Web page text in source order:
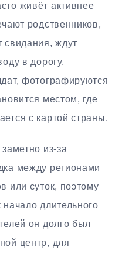
живёт активнее
родственников,
свидания, ждут
в дорогу,
фотографируются
местом, где
с картой страны.
из-за
между регионами
или суток, поэтому
длительного
он долго был
центр, для